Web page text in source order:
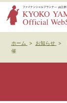
ホーム > お知らせ >
催